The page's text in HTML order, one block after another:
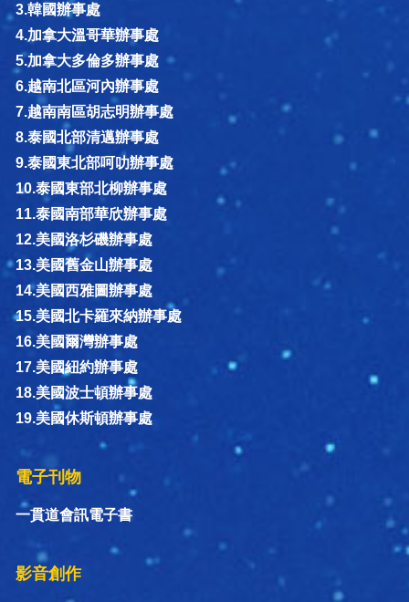
3.韓國辦事處
4.加拿大溫哥華辦事處
5.加拿大多倫多辦事處
6.越南北區河內辦事處
7.越南南區胡志明辦事處
8.泰國北部清邁辦事處
9.泰國東北部呵叻辦事處
10.泰國東部北柳辦事處
11.泰國南部華欣辦事處
12.美國洛杉磯辦事處
13.美國舊金山辦事處
14.美國西雅圖辦事處
15.美國北卡羅來納辦事處
16.美國爾灣辦事處
17.美國紐約辦事處
18.美國波士頓辦事處
19.美國休斯頓辦事處
電子刊物
一貫道會訊電子書
影音創作